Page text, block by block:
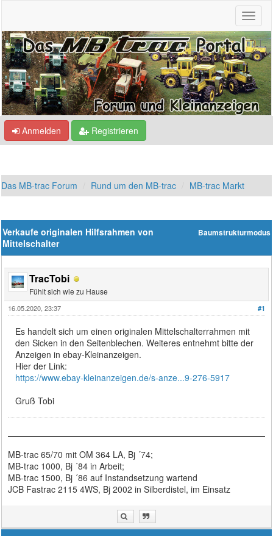
Anmelden Registrieren
Das MB-trac Forum Rund um den MB-trac MB-trac Markt
Baumstrukturmodus
Verkaufe originalen Hilfsrahmen von
Mittelschalter
TracTobi
Fühlt sich wie zu Hause
#1
16.05.2020, 23:37
Es handelt sich um einen originalen Mittelschalterrahmen mit
den Sicken in den Seitenblechen. Weiteres entnehmt bitte der
Anzeigen in ebay-Kleinanzeigen.
Hier der Link:
https://www.ebay-kleinanzeigen.de/s-anze...9-276-5917
Gruß Tobi
MB-trac 65/70 mit OM 364 LA, Bj ´74;
MB-trac 1000, Bj ´84 in Arbeit;
MB-trac 1500, Bj ´86 auf Instandsetzung wartend
JCB Fastrac 2115 4WS, Bj 2002 in Silberdistel, im Einsatz